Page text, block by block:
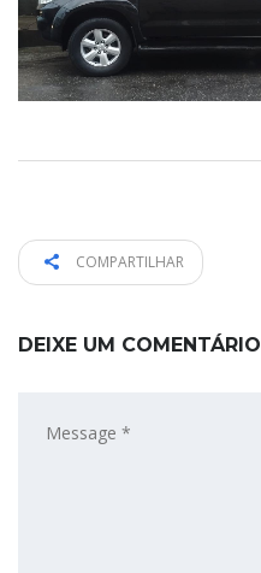
COMPARTILHAR
DEIXE UM COMENTÁRIO